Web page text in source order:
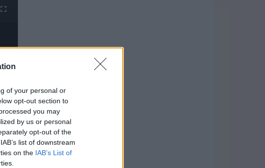
of your personal or
opt-out section to
you may
by us or personal
opt-out of the
list of downstream
on the IAB’s List of